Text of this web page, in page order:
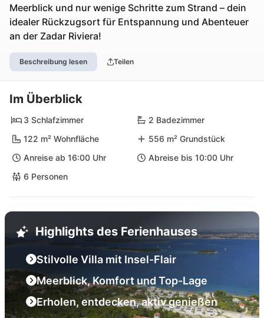
Meerblick und nur wenige Schritte zum Strand – dein
idealer Rückzugsort für Entspannung und Abenteuer
an der Zadar Riviera!
Beschreibung lesen Teilen
Im Überblick
3 Schlafzimmer
2 Badezimmer
122 m² Wohnfläche
556 m² Grundstück
Anreise ab 16:00 Uhr
Abreise bis 10:00 Uhr
6 Personen
Highlights des Ferienhauses
Stilvolle Villa mit Insel-Flair
Meerblick, Komfort und Top-Lage
Erholen, entdecken, aktiv genießen